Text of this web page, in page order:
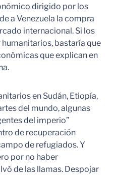
dirigido por los
a Venezuela la compra
internacional. Si los
bastaría que
que explican en
en Sudán, Etiopía,
del mundo, algunas
del imperio”
de recuperación
de refugiados. Y
por no haber
de las llamas. Despojar